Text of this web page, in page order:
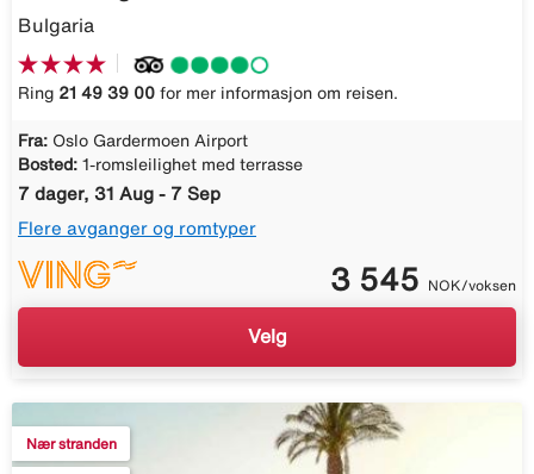
Bulgaria
Ring 21 49 39 00 for mer informasjon om reisen.
Fra: Oslo Gardermoen Airport
Bosted: 1-romsleilighet med terrasse
7 dager, 31 Aug - 7 Sep
Flere avganger og romtyper
3 545 NOK/voksen
Velg
Nær stranden